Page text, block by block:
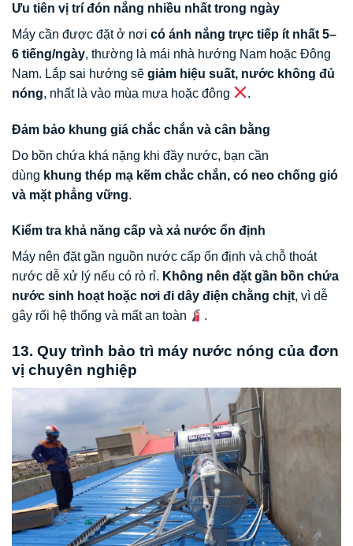
Ưu tiên vị trí đón nắng nhiều nhất trong ngày
Máy cần được đặt ở nơi có ánh nắng trực tiếp ít nhất 5–
6 tiếng/ngày, thường là mái nhà hướng Nam hoặc Đông
Nam. Lắp sai hướng sẽ giảm hiệu suất, nước không đủ
nóng, nhất là vào mùa mưa hoặc đông .
Đảm bảo khung giá chắc chắn và cân bằng
Do bồn chứa khá nặng khi đầy nước, bạn cần
dùng khung thép mạ kẽm chắc chắn, có neo chống gió
và mặt phẳng vững.
Kiểm tra khả năng cấp và xả nước ổn định
Máy nên đặt gần nguồn nước cấp ổn định và chỗ thoát
nước dễ xử lý nếu có rò rỉ. Không nên đặt gần bồn chứa
nước sinh hoạt hoặc nơi đi dây điện chằng chịt, vì dễ
gây rối hệ thống và mất an toàn
.
13. Quy trình bảo trì máy nước nóng của đơn
vị chuyên nghiệp